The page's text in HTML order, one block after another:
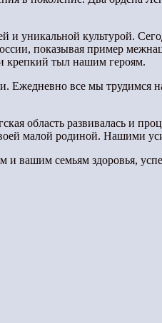
и уникальной культурой.
показывая пример
крепкий тыл нашим героям.
Ежедневно все мы трудимся
область развивалась и
малой родиной. Нашими
вашим семьям здоровья,